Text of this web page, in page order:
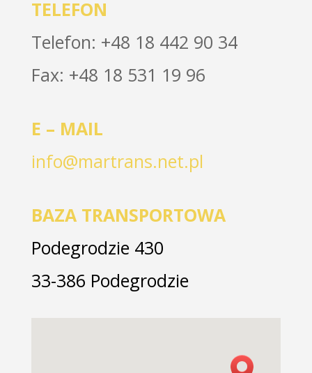
TELEFON
Telefon: +48 18 442 90 34
Fax: +48 18 531 19 96
E – MAIL
info@martrans.net.pl
BAZA TRANSPORTOWA
Podegrodzie 430
33-386 Podegrodzie